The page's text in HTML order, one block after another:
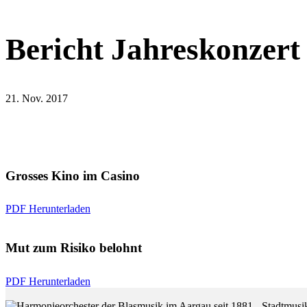
Bericht Jahreskonzert
21. Nov. 2017
Grosses Kino im Casino
PDF Herunterladen
Mut zum Risiko belohnt
PDF Herunterladen